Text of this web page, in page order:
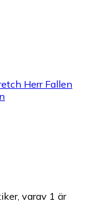
Herr Fallen
varav 1 är